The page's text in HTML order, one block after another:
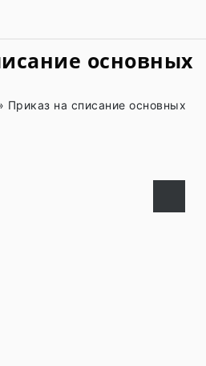
основных
Приказ на списание основных